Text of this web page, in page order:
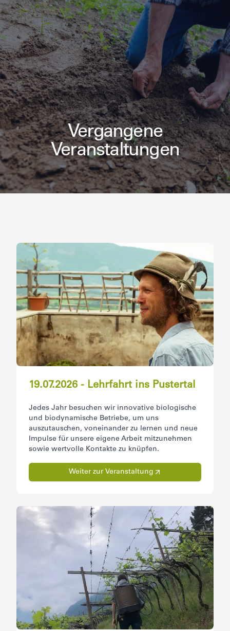
Vergangene
Veranstaltungen
19.07.2026 - Lehrfahrt ins Pustertal
Jedes Jahr besuchen wir innovative biologische
und biodynamische Betriebe, um uns
auszutauschen, voneinander zu lernen und neue
Impulse für unsere eigene Arbeit mitzunehmen
sowie wertvolle Kontakte zu knüpfen.
Weiter zur Veranstaltung